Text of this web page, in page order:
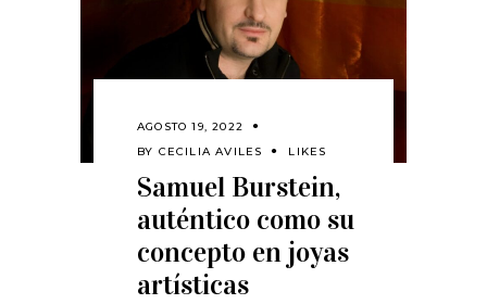
AGOSTO 19, 2022
BY CECILIA AVILES LIKES
Samuel Burstein,
auténtico como su
concepto en joyas
artísticas